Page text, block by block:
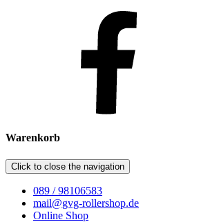
Warenkorb
Click to close the navigation
089 / 98106583
mail@gvg-rollershop.de
Online Shop